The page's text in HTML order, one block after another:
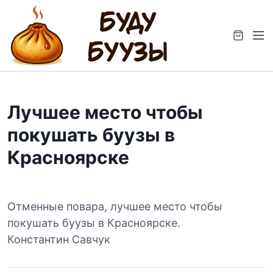
M
Лучшее место чтобы
покушать буузы в
Красноярске
Отменные повара, лучшее место чтобы
покушать буузы в Красноярске.
Константин Савчук